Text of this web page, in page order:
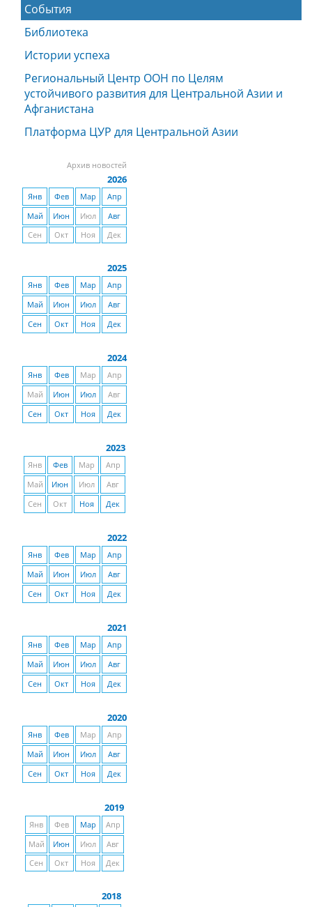
События
Библиотека
Истории успеха
Региональный Центр ООН по Целям
устойчивого развития для Центральной Азии и
Афганистана
Платформа ЦУР для Центральной Азии
Архив новостей
2026
Янв Фев Мар
Апр
Май
Июн Июл
Авг
Сен
Окт Ноя Дек
2025
Янв Фев Мар
Апр
Май
Июн Июл
Авг
Сен
Окт Ноя Дек
2024
Янв Фев Мар
Апр
Май
Июн Июл
Авг
Сен
Окт Ноя Дек
2023
Янв Фев Мар
Апр
Май
Июн Июл
Авг
Сен
Окт Ноя Дек
2022
Янв Фев Мар
Апр
Май
Июн Июл
Авг
Сен
Окт Ноя Дек
2021
Янв Фев Мар
Апр
Май
Июн Июл
Авг
Сен
Окт Ноя Дек
2020
Янв Фев Мар
Апр
Май
Июн Июл
Авг
Сен
Окт Ноя Дек
2019
Янв Фев Мар
Апр
Май
Июн Июл
Авг
Сен
Окт Ноя Дек
2018